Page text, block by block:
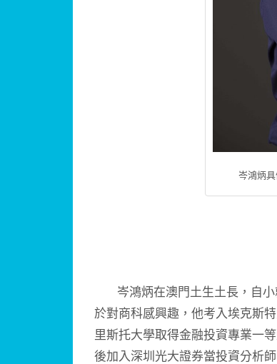
岑鴻炳具
岑鴻炳在澳門土生土長，自小
於對商科感興趣，他考入埃克斯
里斯托大學取得金融投資專業一
後加入深圳光大證券當投資分析